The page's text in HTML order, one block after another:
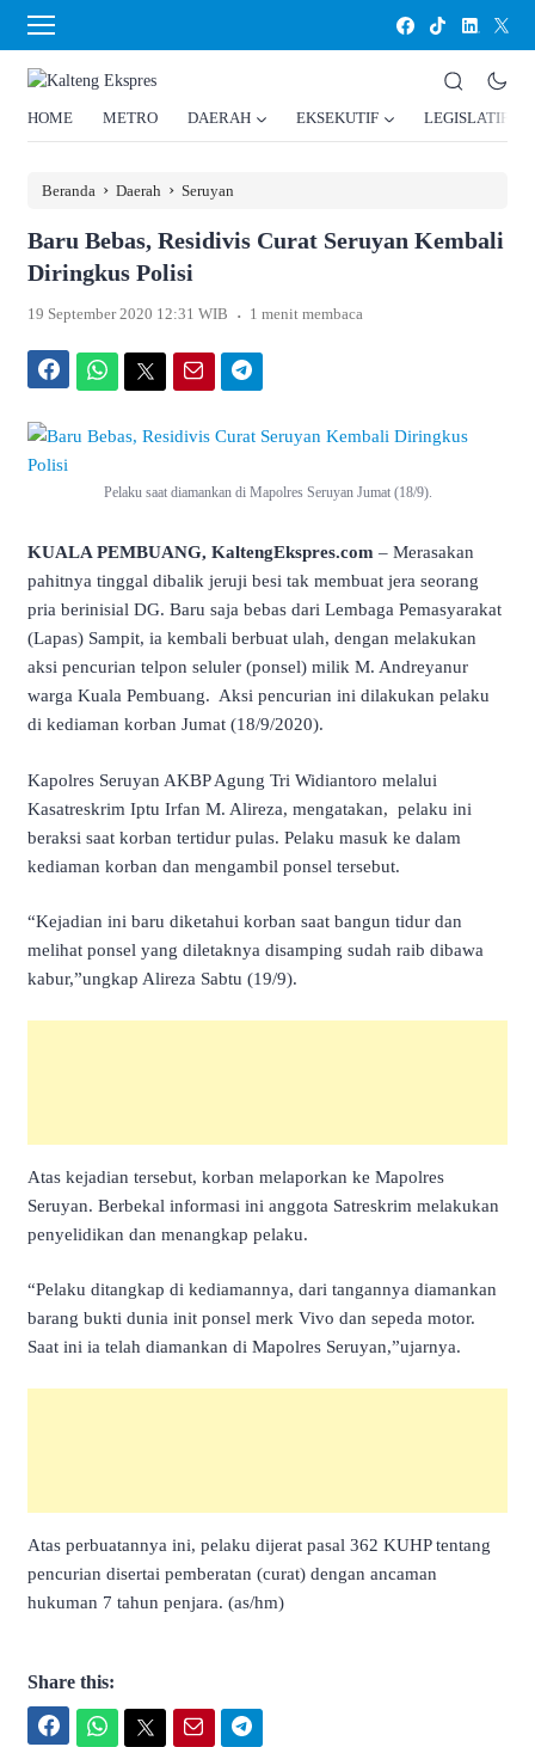
HOME METRO DAERAH EKSEKUTIF LEGISLATIF
Beranda › Daerah › Seruyan
Baru Bebas, Residivis Curat Seruyan Kembali
Diringkus Polisi
19 September 2020 12:31 WIB . 1 menit membaca
Pelaku saat diamankan di Mapolres Seruyan Jumat (18/9).
KUALA PEMBUANG, KaltengEkspres.com – Merasakan
pahitnya tinggal dibalik jeruji besi tak membuat jera seorang
pria berinisial DG. Baru saja bebas dari Lembaga Pemasyarakat
(Lapas) Sampit, ia kembali berbuat ulah, dengan melakukan
aksi pencurian telpon seluler (ponsel) milik M. Andreyanur
warga Kuala Pembuang. Aksi pencurian ini dilakukan pelaku
di kediaman korban Jumat (18/9/2020).
Kapolres Seruyan AKBP Agung Tri Widiantoro melalui
Kasatreskrim Iptu Irfan M. Alireza, mengatakan, pelaku ini
beraksi saat korban tertidur pulas. Pelaku masuk ke dalam
kediaman korban dan mengambil ponsel tersebut.
“Kejadian ini baru diketahui korban saat bangun tidur dan
melihat ponsel yang diletaknya disamping sudah raib dibawa
kabur,”ungkap Alireza Sabtu (19/9).
Atas kejadian tersebut, korban melaporkan ke Mapolres
Seruyan. Berbekal informasi ini anggota Satreskrim melakukan
penyelidikan dan menangkap pelaku.
“Pelaku ditangkap di kediamannya, dari tangannya diamankan
barang bukti dunia init ponsel merk Vivo dan sepeda motor.
Saat ini ia telah diamankan di Mapolres Seruyan,”ujarnya.
Atas perbuatannya ini, pelaku dijerat pasal 362 KUHP tentang
pencurian disertai pemberatan (curat) dengan ancaman
hukuman 7 tahun penjara. (as/hm)
Share this: